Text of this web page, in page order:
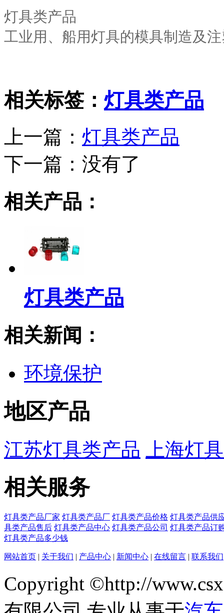
灯具类产品
工业用、船用灯具的模具制造及
相关标签： 灯具类产品
上一篇： 灯具类产品
下一篇： 没有了
相关产品：
灯具类产品
相关新闻：
环境保护
地区产品
江苏灯具类产品 上海灯
相关服务
灯具类产品厂家 灯具类产品厂 灯具类产品价格 灯具类产品供
具类产品售后 灯具类产品中心 灯具类产品公司 灯具类产品订
灯具类产品多少钱
网站首页 | 关于我们 | 产品中心 | 新闻中心 | 在线留言 | 联系我们
Copyright ©http://